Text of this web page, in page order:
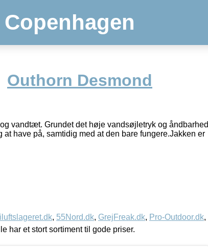
Outhorn Desmond
vandtæt. Grundet det høje vandsøjletryk og åndbarhed
have på, samtidig med at den bare fungere.Jakken er
, 55Nord.dk, GrejFreak.dk, Pro-Outdoor.dk,
har et stort sortiment til gode priser.